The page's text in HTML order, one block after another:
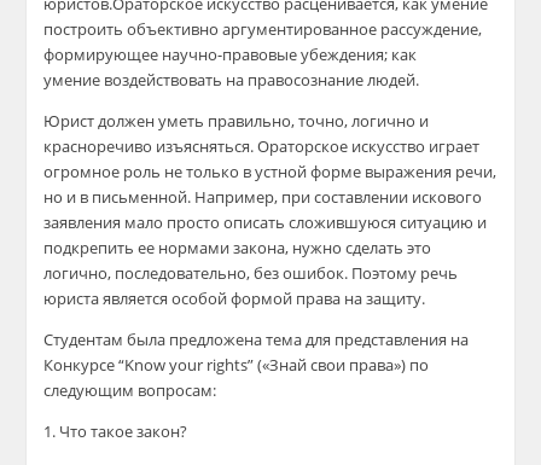
построить объективно аргументированное рассуждение,
формирующее научно-правовые убеждения; как
умение воздействовать на правосознание людей.
Юрист должен уметь правильно, точно, логично и
красноречиво изъясняться.Ораторское искусство играет
огромное роль не только в устной форме выражения речи,
но и в письменной. Например, при составлении искового
заявления мало простоописать сложившуюся ситуацию и
подкрепить ее нормами закона, нужно сделать это
логично, последовательно, без ошибок. Поэтому речь
юриста является особой формой права на защиту.
Студентам была предложенатема для представления на
Конкурсе“Knowyour rights” («Знай свои права») по
следующим вопросам:
1. Что такое закон?